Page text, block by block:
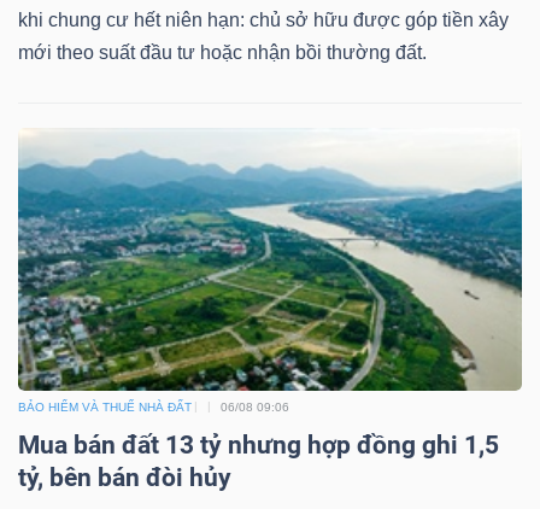
khi chung cư hết niên hạn: chủ sở hữu được góp tiền xây
mới theo suất đầu tư hoặc nhận bồi thường đất.
BẢO HIỂM VÀ THUẾ NHÀ ĐẤT 06/08 09:06
Mua bán đất 13 tỷ nhưng hợp đồng ghi 1,5
tỷ, bên bán đòi hủy
THÔNG
TIỆN
ÍCH